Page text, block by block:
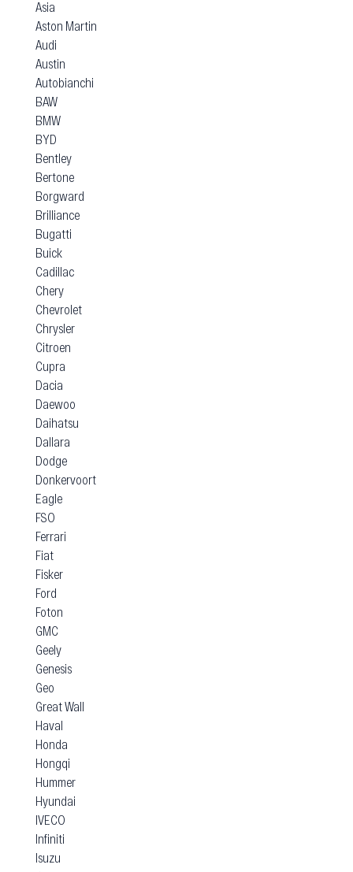
Asia
Aston Martin
Audi
Austin
Autobianchi
BAW
BMW
BYD
Bentley
Bertone
Borgward
Brilliance
Bugatti
Buick
Cadillac
Chery
Chevrolet
Chrysler
Citroen
Cupra
Dacia
Daewoo
Daihatsu
Dallara
Dodge
Donkervoort
Eagle
FSO
Ferrari
Fiat
Fisker
Ford
Foton
GMC
Geely
Genesis
Geo
Great Wall
Haval
Honda
Hongqi
Hummer
Hyundai
IVECO
Infiniti
Isuzu